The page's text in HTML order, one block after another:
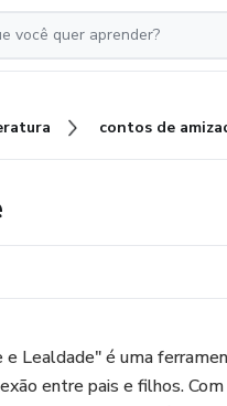
Lealdade" é uma
entre pais e filhos.